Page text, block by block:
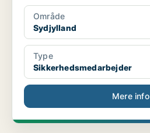
Område
Sydjylland
Type
Sikkerhedsmedarbejder
Mere info